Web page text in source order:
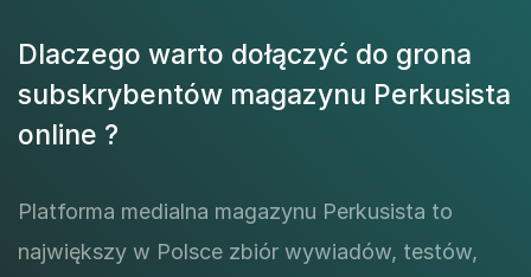
Dlaczego warto dołączyć do grona
subskrybentów magazynu Perkusista
online ?
Platforma medialna magazynu Perkusista to
największy w Polsce zbiór wywiadów, testów,